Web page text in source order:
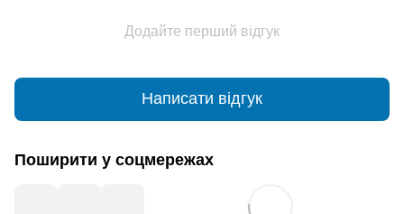
Додайте перший відгук
Написати відгук
Поширити у соцмережах